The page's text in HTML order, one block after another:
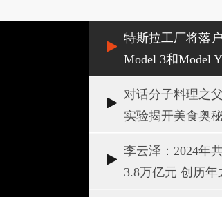
特斯拉工厂将落
Model 3和Model Y
对话分子料理之
实验揭开美食奥
李云泽：2024年
3.8万亿元 创历年